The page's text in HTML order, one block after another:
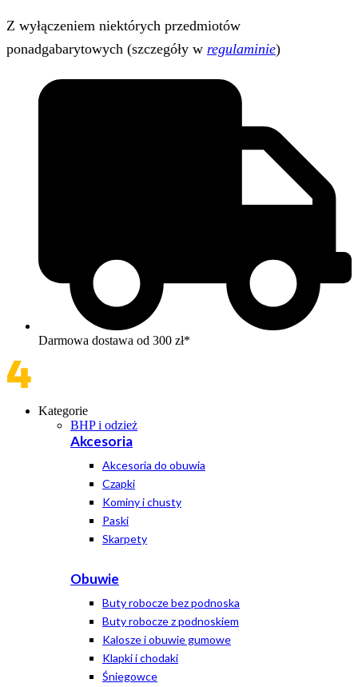
Z wyłączeniem niektórych przedmiotów
ponadgabarytowych (szczegóły w regulaminie)
Darmowa dostawa od 300 zł*
Kategorie
BHP i odzież
Akcesoria
Akcesoria do obuwia
Czapki
Kominy i chusty
Paski
Skarpety
Obuwie
Buty robocze bez podnoska
Buty robocze z podnoskiem
Kalosze i obuwie gumowe
Klapki i chodaki
Śniegowce